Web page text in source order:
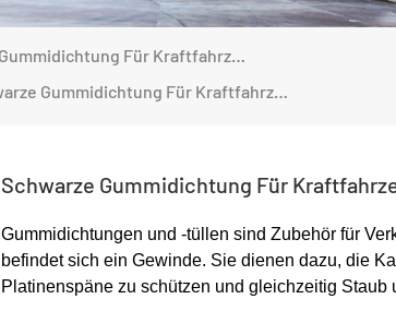
Schwarze Gummidichtung Für Kraftfahrzeuge
Schwarze Gummidichtung Für Kraftfahrzeuge
Schwarze Gummidichtung Für
Gummidichtungen und -tüllen sind Zubehör für
befindet sich ein Gewinde. Sie dienen dazu, die
Platinenspäne zu schützen und gleichzeitig Staub